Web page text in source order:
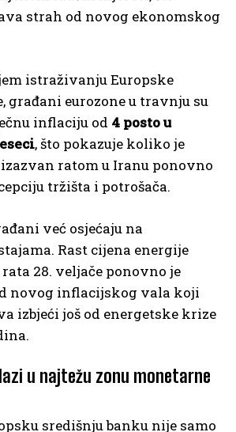
strah od novog ekonomskog
istraživanju Europske
građani eurozone u travnju su
inflaciju od 4 posto u
, što pokazuje koliko je
ratom u Iranu ponovno
tržišta i potrošača.
već osjećaju na
Rast cijena energije
28. veljače ponovno je
novog inflacijskog vala koji
izbjeći još od energetske krize
u najtežu zonu monetarne
središnju banku nije samo